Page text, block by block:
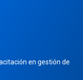
en gestión de